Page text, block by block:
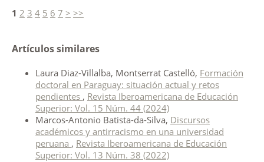
1 2 3 4 5 6 7 > >>
Artículos similares
Laura Diaz-Villalba, Montserrat Castelló, Formación
doctoral en Paraguay: situación actual y retos
pendientes , Revista Iberoamericana de Educación
Superior: Vol. 15 Núm. 44 (2024)
Marcos-Antonio Batista-da-Silva, Discursos
académicos y antirracismo en una universidad
peruana , Revista Iberoamericana de Educación
Superior: Vol. 13 Núm. 38 (2022)